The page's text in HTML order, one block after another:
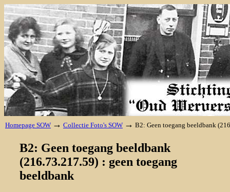
Homepage SOW → Collectie Foto's SOW → B2: Geen toegang beeldbank
B2: Geen toegang beeldbank
(216.73.217.59) : geen toegang
beeldbank